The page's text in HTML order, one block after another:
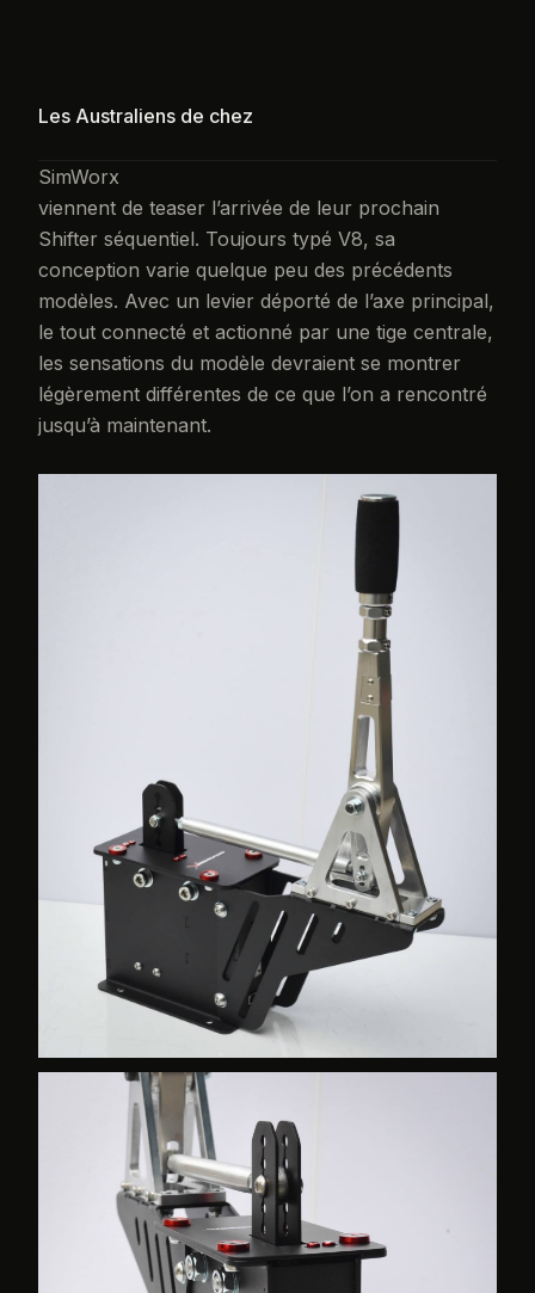
Les Australiens de chez
SimWorx
viennent de teaser l’arrivée de leur prochain
Shifter séquentiel. Toujours typé V8, sa
conception varie quelque peu des précédents
modèles. Avec un levier déporté de l’axe principal,
le tout connecté et actionné par une tige centrale,
les sensations du modèle devraient se montrer
légèrement différentes de ce que l’on a rencontré
jusqu’à maintenant.